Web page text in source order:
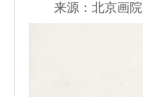
来源：北京画院